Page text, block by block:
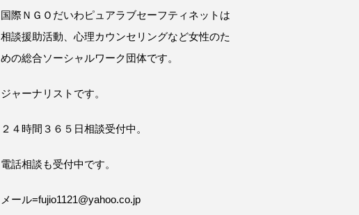
国際ＮＧＯだいわピュアラブセーフティネットは
相談援助活動、心理カウンセリングなど女性のた
めの総合ソーシャルワーク団体です。
ジャーナリストです。
２４時間３６５日相談受付中。
電話相談も受付中です。
メール=fujio1121@yahoo.co.jp